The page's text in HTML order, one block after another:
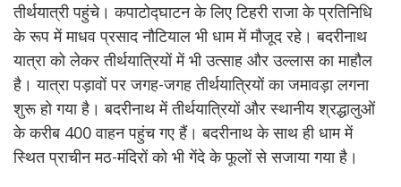
तीर्थयात्री पहुंचे। कपाटोद्घाटन के लिए टिहरी राजा के प्रतिनिधि
के रूप में माधव प्रसाद नौटियाल भी धाम में मौजूद रहे। बदरीनाथ
यात्रा को लेकर तीर्थयात्रियों में भी उत्साह और उल्लास का माहौल
है। यात्रा पड़ावों पर जगह-जगह तीर्थयात्रियों का जमावड़ा लगना
शुरू हो गया है। बदरीनाथ में तीर्थयात्रियों और स्थानीय श्रद्धालुओं
के करीब 400 वाहन पहुंच गए हैं। बदरीनाथ के साथ ही धाम में
स्थित प्राचीन मठ-मंदिरों को भी गेंदे के फूलों से सजाया गया है।